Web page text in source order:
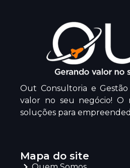
Out Consultoria e
valor no seu negócio! O
soluções para
Mapa do site